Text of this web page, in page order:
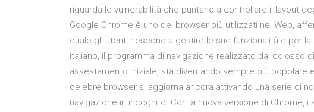
riguarda le vulnerabilità che puntano a controllare il layout
Google Chrome è uno dei browser più utilizzati nel Web,
quale gli utenti riescono a gestire le sue funzionalità e per
italiano, il programma di navigazione realizzato dal colosso
assestamento iniziale, sta diventando sempre più popolare
celebre browser si aggiorna ancora attivando una serie di
navigazione in incognito. Con la nuova versione di Chrome,